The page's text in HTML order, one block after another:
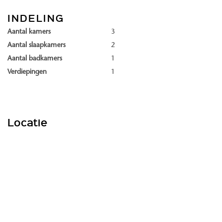
Ligging en omgeving
Dankzij de ligging op Landgoed Oostduin-Arendsdorp woon je te
midden van landgoederen en bossen, op korte afstand van strand
De omgeving is groen en parkachtig en vormt een rustige
Binnen Ypsilon Park worden de volgende woningtypes aangeboden:
INDELING
Aantal kamers
3
Aantal slaapkamers
2
Aantal badkamers
1
Verdiepingen
1
Locatie